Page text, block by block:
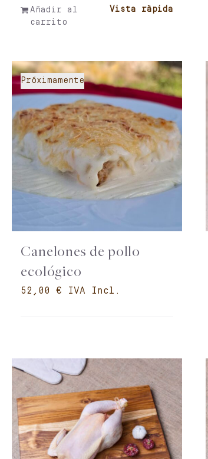
Añadir al
carrito
Vista ràpida
Próximamente
Canelones de pollo
ecológico
€